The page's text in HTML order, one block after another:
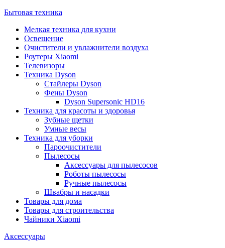
Бытовая техника
Мелкая техника для кухни
Освещение
Очистители и увлажнители воздуха
Роутеры Xiaomi
Телевизоры
Техника Dyson
Стайлеры Dyson
Фены Dyson
Dyson Supersonic HD16
Техника для красоты и здоровья
Зубные щетки
Умные весы
Техника для уборки
Пароочистители
Пылесосы
Аксессуары для пылесосов
Роботы пылесосы
Ручные пылесосы
Швабры и насадки
Товары для дома
Товары для строительства
Чайники Xiaomi
Аксессуары